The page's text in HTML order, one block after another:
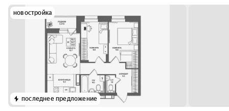
новостройка
последнее предложение